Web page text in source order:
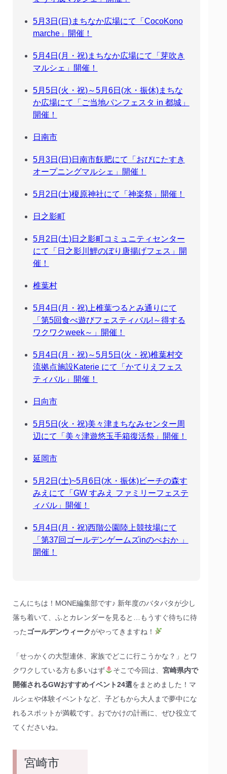
5月3日(日)まちなか広場にて「CocoKono
marche」開催！
5月4日(月・祝)まちなか広場にて「芽吹き
マルシェ」開催！
5月5日(火・祝)～5月6日(水・振休)まちな
か広場にて「ご当地パンフェスタ in 都城」
開催！
日南市
5月3日(日)日南市飫肥にて「おびにたすき
オープニングマルシェ」開催！
5月2日(土)榎原神社にて「神楽祭」開催！
日之影町
5月2日(土)日之影町コミュニティセンター
にて「日之影川鯉のぼり唐揚げフェス」開
催！
椎葉村
5月4日(月・祝)上椎葉つるとみ通りにて
「第5回食べ遊びフェスティバル!～得する
ワクワクweek～」開催！
5月4日(月・祝)～5月5日(火・祝)椎葉村交
流拠点施設Katerie にて「かてりえフェス
ティバル」開催！
日向市
5月5日(火・祝)美々津まちなみセンター周
辺にて「美々津遊悠玉手箱復活祭」開催！
延岡市
5月2日(土)~5月6日(水・振休)ビーチの森す
みえにて「GW すみえ ファミリーフェステ
ィバル」開催！
5月4日(月・祝)西階公園陸上競技場にて
「第37回ゴールデンゲームズinのべおか 」
開催！
こんにちは！MONE編集部です♪ 新年度のバタバタが少し
落ち着いて、ふとカレンダーを見ると…もうすぐ待ちに待
った ゴールデンウィークがやってきますね！
「せっかくの大型連休、家族でどこに行こうかな？」とワ
クワクしている方も多いはず
そこで今回は、 宮崎県内で
開催されるGWおすすめイベント24選をまとめました！マ
ルシェや体験イベントなど、子どもから大人まで夢中にな
れるスポットが満載です。おでかけの計画に、ぜひ役立て
てくださいね。
宮崎市